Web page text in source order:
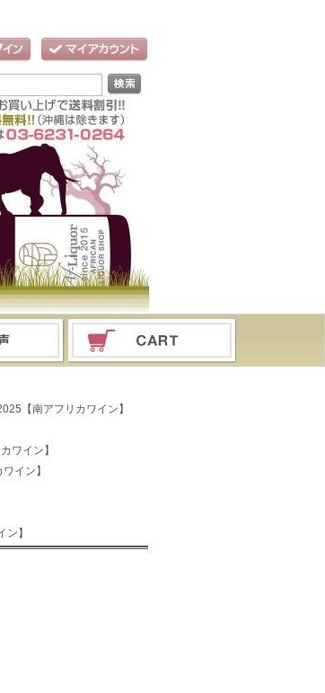
【南アフリカワイン】
ワイン】
イン】
】